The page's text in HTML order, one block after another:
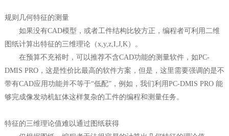
规则几何特征的测量
如果没有CAD模型，或者工件结构比较方正，编程者可利用二维
图纸计算出特征的三维理论（x,y,z,I,J,K）。
在预算不充裕时，可以推荐不含CAD功能的测量软件，如PC-
DMIS PRO，这是性价比最高的软件方案，但是，这里需要强调的是不
带有CAD应用功能并不等于“低配”，例如，我们利用PC-DMIS PRO 能
够完成像发动机缸体这样复杂的工件的编程和测量任务。
特征的三维理论值难以通过图纸获得